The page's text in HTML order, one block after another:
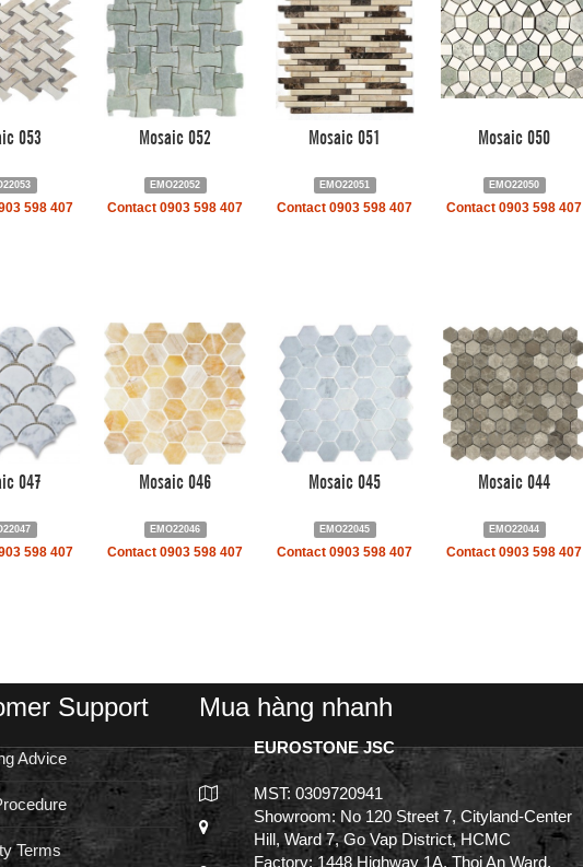
053
598 407
Mosaic 052
EMO22052
Contact 0903 598 407
Mosaic 051
EMO22051
Contact 0903 598 407
Mosaic 050
EMO22050
Contact 0903 598 407
047
598 407
Mosaic 046
EMO22046
Contact 0903 598 407
Mosaic 045
EMO22045
Contact 0903 598 407
Mosaic 044
EMO22044
Contact 0903 598 407
Support
Advice
Terms
Mua hàng nhanh
EUROSTONE JSC
MST: 0309720941
Showroom: No 120 Street 7, Cityland-Center
Hill, Ward 7, Go Vap District, HCMC
Factory: 1448 Highway 1A, Thoi An Ward,